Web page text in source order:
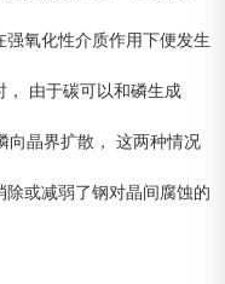
氧化性介质作用下便发生
， 由于碳可以和磷生成
向晶界扩散， 这两种情况
或减弱了钢对晶间腐蚀的